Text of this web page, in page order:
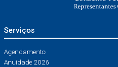
Serviços
Agendamento
Anuidade 2026